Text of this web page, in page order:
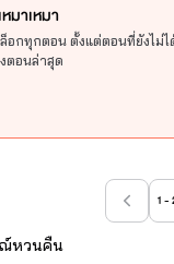
“ฝันเก่งนะคุณ”
เด็กน้อยหลอกยากพอตัว
ใต้บริษัท Ink Stone
มาเหมา
อกทุกตอน ตั้งแต่ตอนที่ยังไม่
ตอนล่าสุด
1 -
ณ์หวนคืน